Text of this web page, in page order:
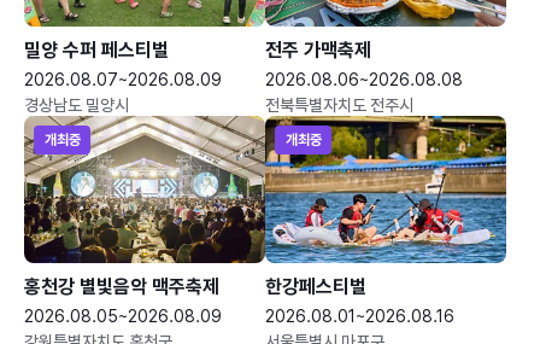
밀양 수퍼 페스티벌
2026.08.07~2026.08.09
경상남도 밀양시
전주 가맥축제
2026.08.06~2026.08.08
전북특별자치도 전주시
개최중
홍천강 별빛음악 맥주축제
2026.08.05~2026.08.09
개최중
한강페스티벌
2026.08.01~2026.08.16